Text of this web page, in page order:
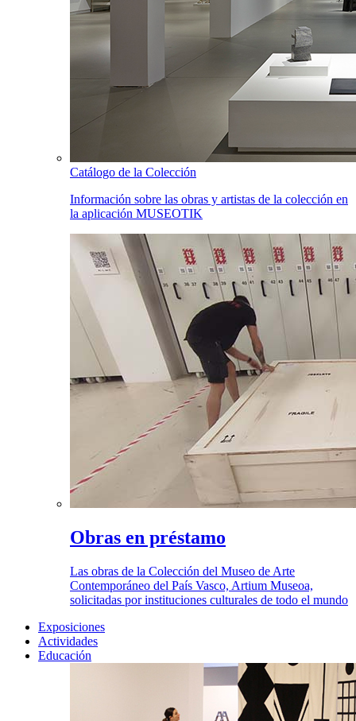
Catálogo de la Colección
Información sobre las obras y artistas de la colección en
la aplicación MUSEOTIK
Obras en préstamo
Las obras de la Colección del Museo de Arte
Contemporáneo del País Vasco, Artium Museoa,
solicitadas por instituciones culturales de todo el mundo
Exposiciones
Actividades
Educación